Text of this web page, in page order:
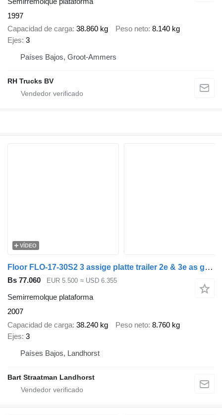
1997
Capacidad de carga 38.860 kg Peso neto 8.140 kg
Ejes 3
Países Bajos, Groot-Ammers
RH Trucks BV
VÍDEO
Floor FLO-17-30S2 3 assige platte trailer 2e & 3e as gestuurd
Bs 77.060 EUR 5.500 ≈ USD 6.355
Semirremolque plataforma
2007
Capacidad de carga 38.240 kg Peso neto 8.760 kg
Ejes 3
Países Bajos, Landhorst
Bart Straatman Landhorst